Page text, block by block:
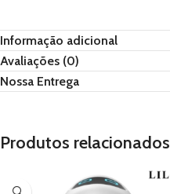
Informação adicional
Avaliações (0)
Nossa Entrega
Produtos relacionados